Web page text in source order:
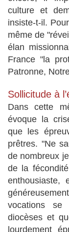
culture et
insiste-t-il.
même de
élan
France "la
Patronne,
Sollicitude à
Dans cette
évoque la
que les
prêtres. "Ne
de nombreux
de la
enthousiaste,
vocations se
diocèses et
lourdement